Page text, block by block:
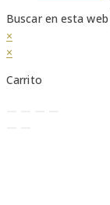
Buscar en esta web
×
×
Carrito